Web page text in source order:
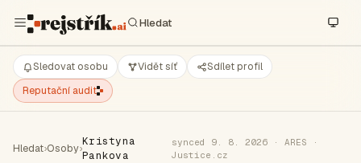
Sledovat osobu Vidět síť
Sdílet profil
Reputační audit
Hledat›Osoby›
Kristyna
Pankova
synced 9. 8. 2026 · ARES ·
Justice.cz